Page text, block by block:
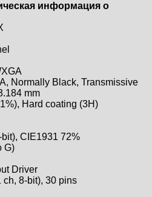
информация о
Normally Black, Transmissive
mm
Hard coating (3H)
CIE1931 72%
G)
Driver
ch, 8-bit), 30 pins